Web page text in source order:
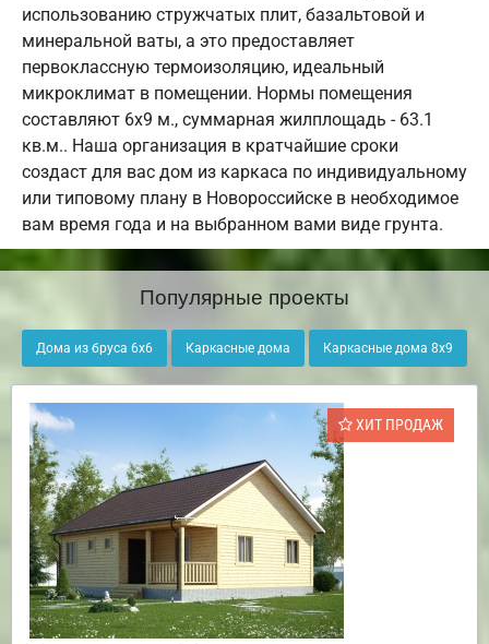
использованию стружчатых плит, базальтовой и
минеральной ваты, а это предоставляет
первоклассную термоизоляцию, идеальный
микроклимат в помещении. Нормы помещения
составляют 6х9 м., суммарная жилплощадь - 63.1
кв.м.. Наша организация в кратчайшие сроки
создаст для вас дом из каркаса по индивидуальному
или типовому плану в Новороссийске в необходимое
вам время года и на выбранном вами виде грунта.
Популярные проекты
Дома из бруса 6х6 Каркасные дома Каркасные дома 8х9
ХИТ ПРОДАЖ